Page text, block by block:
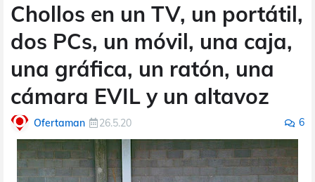
Chollos en un TV, un portátil,
dos PCs, un móvil, una caja,
una gráfica, un ratón, una
cámara EVIL y un altavoz
Ofertaman 26.5.20 6